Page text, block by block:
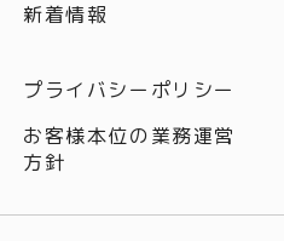
新着情報
プライバシーポリシー
お客様本位の業務運営
方針